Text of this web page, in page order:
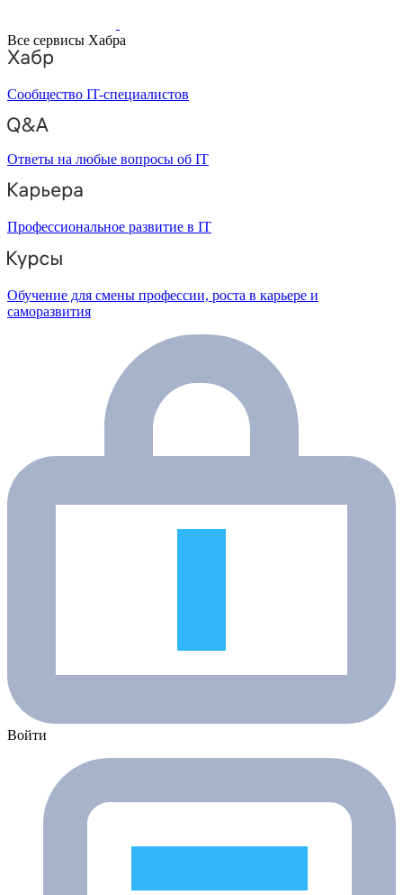
Все сервисы Хабра
Сообщество IT-специалистов
Ответы на любые вопросы об IT
Профессиональное развитие в IT
Обучение для смены профессии, роста в карьере и
саморазвития
Войти